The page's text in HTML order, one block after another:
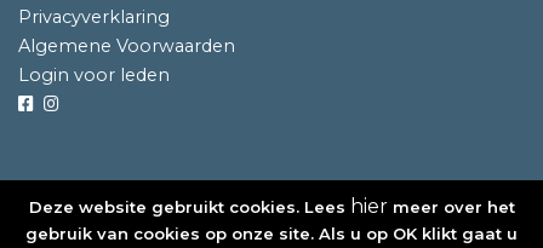
Privacyverklaring
Algemene Voorwaarden
Login voor leden
©2020 Vereniging van Erkende Pannenkoekenrestaurants
Deze website gebruikt cookies. Lees hiermeer over het
gebruik van cookies op onze site. Als u op OK klikt gaat u